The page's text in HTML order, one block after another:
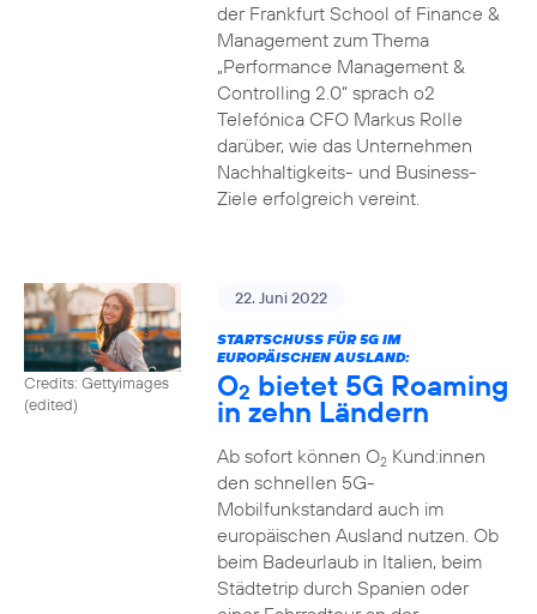
der Frankfurt School of Finance &
Management zum Thema
„Performance Management &
Controlling 2.0“ sprach o2
Telefónica CFO Markus Rolle
darüber, wie das Unternehmen
Nachhaltigkeits- und Business-
Ziele erfolgreich vereint.
Credits: Gettyimages
(edited)
22. Juni 2022
STARTSCHUSS FÜR 5G IM
EUROPÄISCHEN AUSLAND:
O2 bietet 5G Roaming
in zehn Ländern
Ab sofort können O2Kund:innen
den schnellen 5G-
Mobilfunkstandard auch im
europäischen Ausland nutzen. Ob
beim Badeurlaub in Italien, beim
Städtetrip durch Spanien oder